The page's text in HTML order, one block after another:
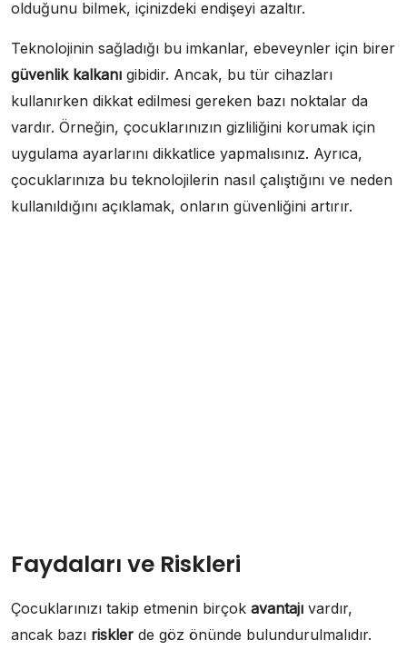
olduğunu bilmek, içinizdeki endişeyi azaltır.
Teknolojinin sağladığı bu imkanlar, ebeveynler için birer
güvenlik kalkanı gibidir. Ancak, bu tür cihazları
kullanırken dikkat edilmesi gereken bazı noktalar da
vardır. Örneğin, çocuklarınızın gizliliğini korumak için
uygulama ayarlarını dikkatlice yapmalısınız. Ayrıca,
çocuklarınıza bu teknolojilerin nasıl çalıştığını ve neden
kullanıldığını açıklamak, onların güvenliğini artırır.
Faydaları ve Riskleri
Çocuklarınızı takip etmenin birçok avantajı vardır,
ancak bazı riskler de göz önünde bulundurulmalıdır.